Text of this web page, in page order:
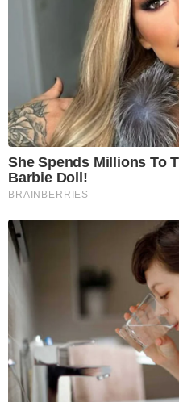
She Spends Millions To
Barbie Doll!
BRAINBERRIES